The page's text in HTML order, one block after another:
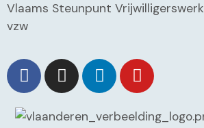
Vlaams Steunpunt Vrijwilligerswerk
vzw